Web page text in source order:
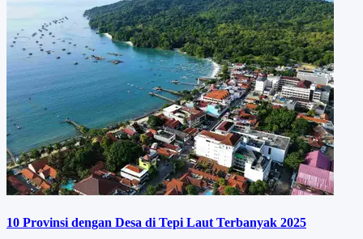
10 Provinsi dengan Desa di Tepi Laut Terbanyak 2025